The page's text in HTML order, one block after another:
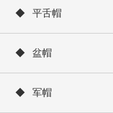
◆ 平舌帽
◆ 盆帽
◆ 军帽